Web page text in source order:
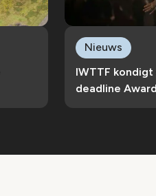
IWTTF
deadline
Nieuws